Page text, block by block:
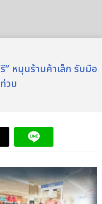
” หนุนร้านค้าเล็ก รับมือ
วม